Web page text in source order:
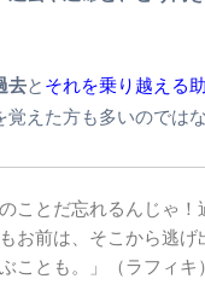
去と それを乗り越える
えた方も多いのでは
のことだ忘れるんじゃ！
お前は、そこから逃げ
ことも。」（ラフィキ）